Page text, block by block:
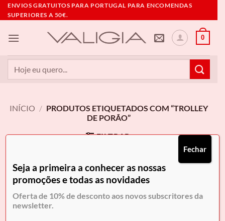
Skip
to
ENVIOS GRATUITOS PARA PORTUGAL PARA ENCOMENDAS
SUPERIORES A 50€.
0
INÍCIO / PRODUTOS ETIQUETADOS COM “TROLLEY
DE PORÃO”
FILTRAR
Seja a primeira a conhecer as nossas
promoções e todas as novidades
Oferta de 10% de desconto aos novos subscritores da
newsletter.
Fechar